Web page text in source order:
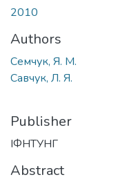
2010
Authors
Семчук, Я. М.
Савчук, Л. Я.
Publisher
ІФНТУНГ
Abstract